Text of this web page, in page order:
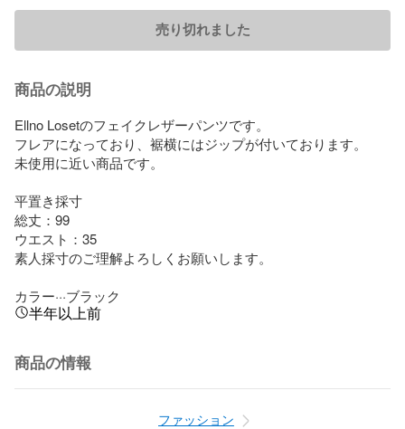
売り切れました
商品の説明
Ellno Losetのフェイクレザーパンツです。
フレアになっており、裾横にはジップが付いております。
未使用に近い商品です。
平置き採寸
総丈：99
ウエスト：35
素人採寸のご理解よろしくお願いします。
カラー···ブラック
半年以上前
商品の情報
ファッション